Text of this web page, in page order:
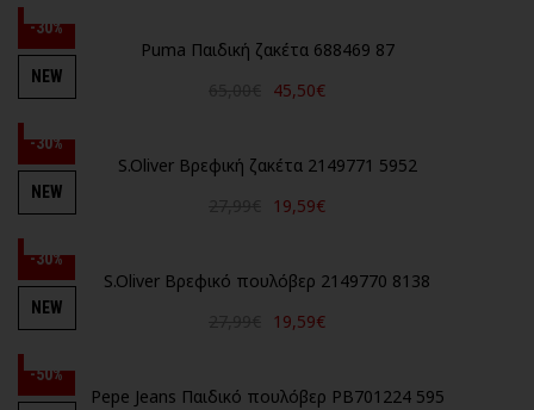
-30%
NEW
Puma Παιδική ζακέτα 688469 87
45,50€
-30%
NEW
S.Oliver Βρεφική ζακέτα 2149771 5952
19,59€
-30%
NEW
S.Oliver Βρεφικό πουλόβερ 2149770 8138
19,59€
-50%
Pepe Jeans Παιδικό πουλόβερ PB701224 595